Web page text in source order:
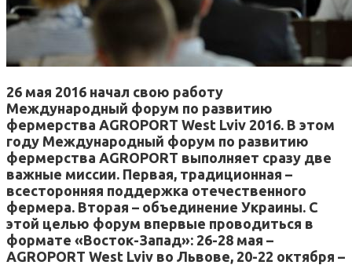
26 мая 2016 начал свою работу
Международный форум по развитию
фермерства AGROPORT West Lviv 2016. В этом
году Международный форум по развитию
фермерства AGROPORT выполняет сразу две
важные миссии. Первая, традиционная –
всесторонняя поддержка отечественного
фермера. Вторая – объединение Украины. С
этой целью форум впервые проводиться в
формате «Восток-Запад»: 26-28 мая –
AGROPORT West Lviv во Львове, 20-22 октября –